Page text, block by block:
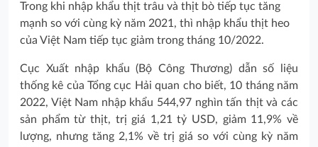
Trong khi nhập khẩu thịt trâu và thịt bò tiếp tục tăng
mạnh so với cùng kỳ năm 2021, thì nhập khẩu thịt heo
của Việt Nam tiếp tục giảm trong tháng 10/2022.
Cục Xuất nhập khẩu (Bộ Công Thương) dẫn số liệu
thống kê của Tổng cục Hải quan cho biết, 10 tháng năm
2022, Việt Nam nhập khẩu 544,97 nghìn tấn thịt và các
sản phẩm từ thịt, trị giá 1,21 tỷ USD, giảm 11,9% về
lượng, nhưng tăng 2,1% về trị giá so với cùng kỳ năm